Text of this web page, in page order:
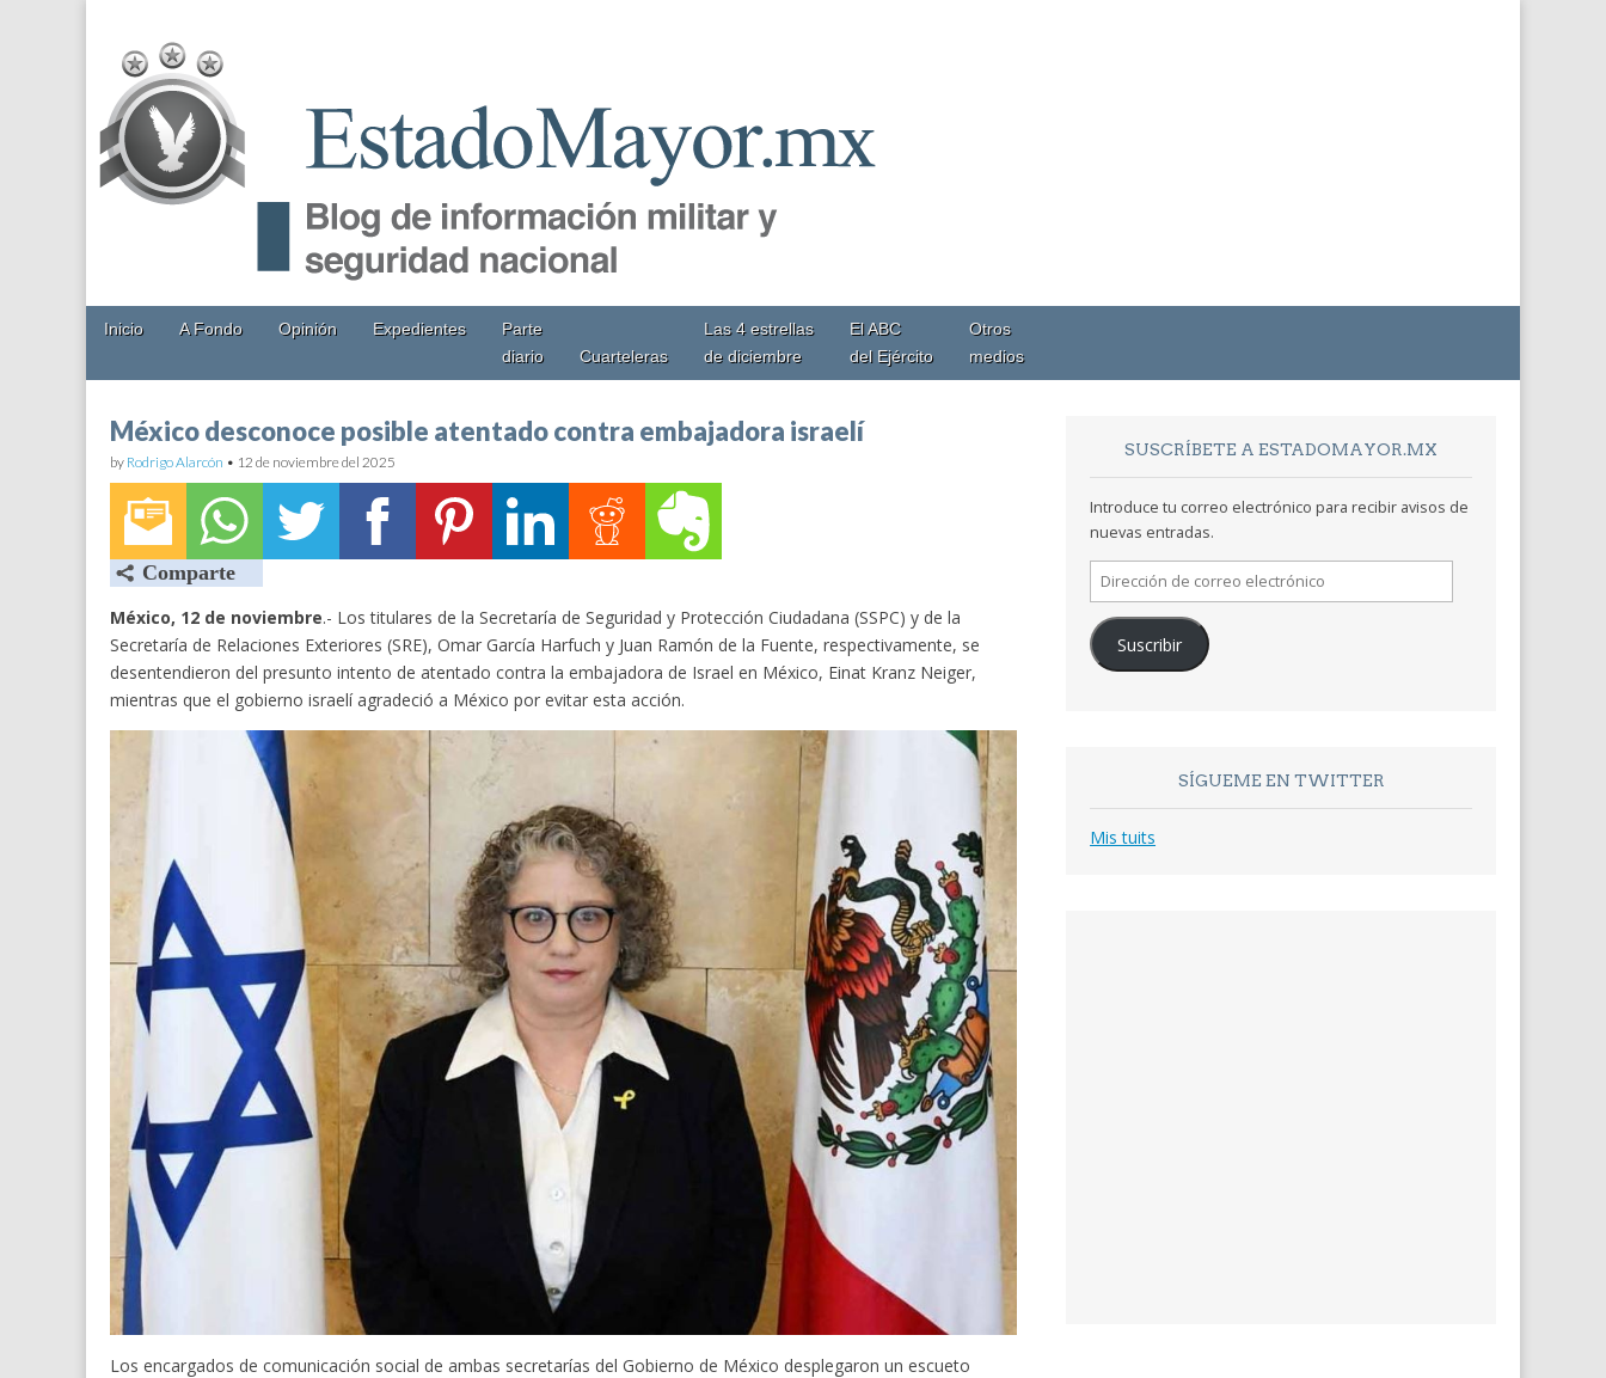
EstadoMayor.mx
Blog de información militar y de Seguridad Nacional
Inicio A Fondo Opinión Expedientes
Parte
diario
Cuarteleras
Las 4 estrellas
de diciembre
El ABC
del Ejército
Otros
medios
México desconoce posible atentado contra embajadora israelí
by Rodrigo Alarcón • 12 de noviembre del 2025
México, 12 de noviembre.- Los titulares de la Secretaría de Seguridad y Protección Ciudadana (SSPC) y de la
Secretaría de Relaciones Exteriores (SRE), Omar García Harfuch y Juan Ramón de la Fuente, respectivamente, se
desentendieron del presunto intento de atentado contra la embajadora de Israel en México, Einat Kranz Neiger,
mientras que el gobierno israelí agradeció a México por evitar esta acción.
Los encargados de comunicación social de ambas secretarías del Gobierno de México desplegaron un escueto
SUSCRÍBETE A ESTADOMAYOR.MX
Introduce tu correo electrónico para recibir avisos de
nuevas entradas.
Dirección
de
correo
electrónico
Suscribir
SÍGUEME EN TWITTER
Mis tuits